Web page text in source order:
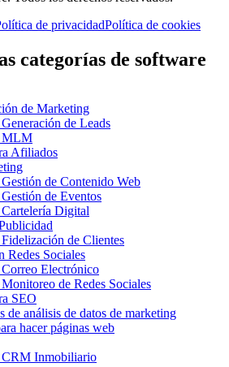
de privacidadPolítica de cookies
categorías de software
de Marketing
de Leads
MLM
Afiliados
de Contenido Web
de Eventos
Digital
de Clientes
Redes Sociales
Electrónico
de Redes Sociales
SEO
de análisis de datos de marketing
hacer páginas web
CRM Inmobiliario